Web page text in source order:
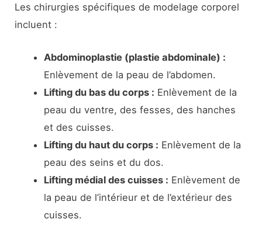
Les chirurgies spécifiques de modelage corporel
incluent :
Abdominoplastie (plastie abdominale) :
Enlèvement de la peau de l’abdomen.
Lifting du bas du corps : Enlèvement de la
peau du ventre, des fesses, des hanches
et des cuisses.
Lifting du haut du corps : Enlèvement de la
peau des seins et du dos.
Lifting médial des cuisses : Enlèvement de
la peau de l’intérieur et de l’extérieur des
cuisses.